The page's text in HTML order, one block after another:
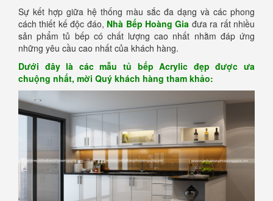
Sự kết hợp giữa hệ thống màu sắc đa dạng và các phong
cách thiết kế độc đáo, Nhà Bếp Hoàng Gia đưa ra rất nhiều
sản phẩm tủ bếp có chất lượng cao nhất nhằm đáp ứng
những yêu cầu cao nhất của khách hàng.
Dưới đây là các mẫu tủ bếp Acrylic đẹp được ưa
chuộng nhất, mời Quý khách hàng tham khảo: